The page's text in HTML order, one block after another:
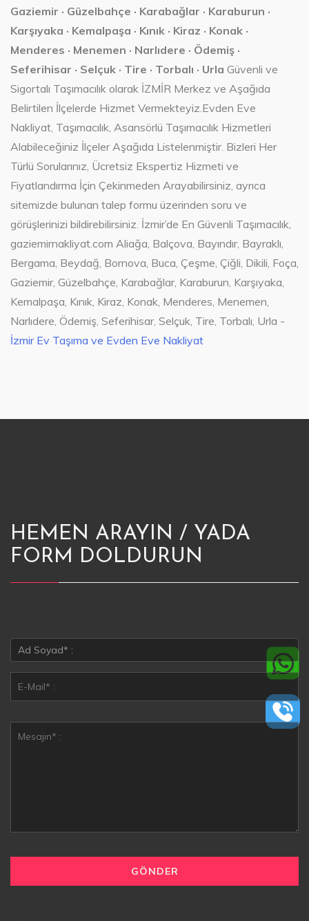
Gaziemir · Güzelbahçe · Karabağlar · Karaburun ·
Karşıyaka · Kemalpaşa · Kınık · Kiraz · Konak ·
Menderes · Menemen · Narlıdere · Ödemiş ·
Seferihisar · Selçuk · Tire · Torbalı · Urla Güvenli ve
Sigortalı Taşımacılık olarak İZMİR Merkez ve Aşağıda
Belirtilen İlçelerde Hizmet Vermekteyiz.Evden Eve
Nakliyat, Taşımacılık, Asansörlü Taşımacılık Hizmetleri
Alabileceğiniz İlçeler Aşağıda Listelenmiştir. Bizleri Her
Türlü Sorularınız, Ücretsiz Ekspertiz Hizmeti ve
Fiyatlandırma İçin Çekinmeden Arayabilirsiniz, ayrıca
sitemizde bulunan talep formu üzerinden soru ve
görüşlerinizi bildirebilirsiniz. İzmir’de En Güvenli Taşımacılık,
gaziemirnakliyat.com Aliağa, Balçova, Bayındır, Bayraklı,
Bergama, Beydağ, Bornova, Buca, Çeşme, Çiğli, Dikili, Foça,
Gaziemir, Güzelbahçe, Karabağlar, Karaburun, Karşıyaka,
Kemalpaşa, Kınık, Kiraz, Konak, Menderes, Menemen,
Narlıdere, Ödemiş, Seferihisar, Selçuk, Tire, Torbalı, Urla -
İzmir Ev Taşıma ve Evden Eve Nakliyat
HEMEN ARAYIN / YADA
FORM DOLDURUN